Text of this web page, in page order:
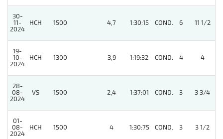
30-
11-
2024
HCH 1500 4,7 1:30:15 COND. 6 11 1/2
19-
10-
2024
HCH 1300 3,9 1:19:32 COND. 4 4
28-
08-
2024
VS 1500 2,4 1:37:01 COND. 3 3 3/4
01-
08-
2024
HCH 1500 4 1:30:75 COND. 3 3 1/2